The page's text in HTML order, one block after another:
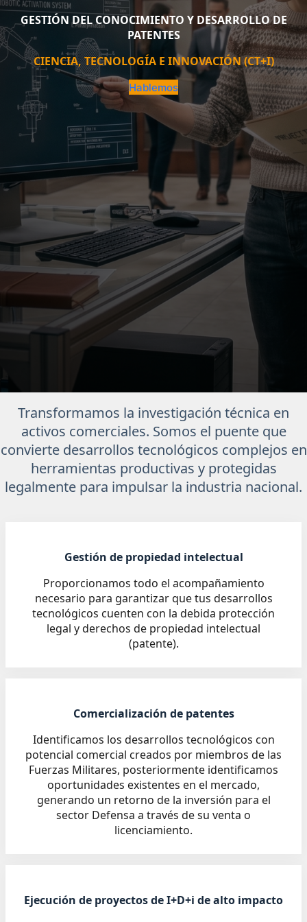
GESTIÓN DEL CONOCIMIENTO Y DESARROLLO DE
PATENTES
CIENCIA, TECNOLOGÍA E INNOVACIÓN (CT+I)
Hablemos
Transformamos la investigación técnica en
activos comerciales. Somos el puente que
convierte desarrollos tecnológicos complejos en
herramientas productivas y protegidas
legalmente para impulsar la industria nacional.
Gestión de propiedad intelectual
Proporcionamos todo el acompañamiento
necesario para garantizar que tus desarrollos
tecnológicos cuenten con la debida protección
legal y derechos de propiedad intelectual
(patente).
Comercialización de patentes
Identificamos los desarrollos tecnológicos con
potencial comercial creados por miembros de las
Fuerzas Militares, posteriormente identificamos
oportunidades existentes en el mercado,
generando un retorno de la inversión para el
sector Defensa a través de su venta o
licenciamiento.
Ejecución de proyectos de I+D+i de alto impacto